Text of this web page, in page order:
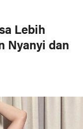
Lebih
Nyanyi dan